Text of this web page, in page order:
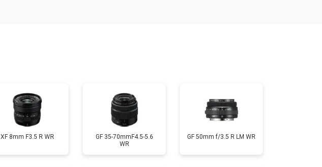
XF 8mm F3.5 R WR
GF 35-70mmF4.5-5.6
WR
GF 50mm f/3.5 R LM WR